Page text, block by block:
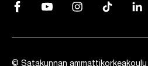
Facebook, Linkki avautuu uuteen
YouTube, Linkki avautuu
Instagram, Linkki
TikTok,
© Satakunnan ammattikorkeakoulu